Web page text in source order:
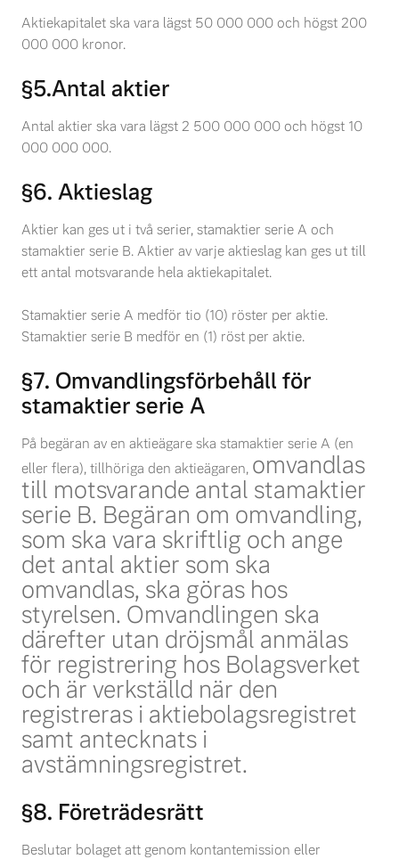
Aktiekapitalet ska vara lägst 50 000 000 och högst 200
000 000 kronor.
§5.Antal aktier
Antal aktier ska vara lägst 2 500 000 000 och högst 10
000 000 000.
§6. Aktieslag
Aktier kan ges ut i två serier, stamaktier serie A och
stamaktier serie B. Aktier av varje aktieslag kan ges ut till
ett antal motsvarande hela aktiekapitalet.
Stamaktier serie A medför tio (10) röster per aktie.
Stamaktier serie B medför en (1) röst per aktie.
§7. Omvandlingsförbehåll för
stamaktier serie A
På begäran av en aktieägare ska stamaktier serie A (en
eller flera), tillhöriga den aktieägaren, omvandlas
till motsvarande antal stamaktier
serie B. Begäran om omvandling,
som ska vara skriftlig och ange
det antal aktier som ska
omvandlas, ska göras hos
styrelsen. Omvandlingen ska
därefter utan dröjsmål anmälas
för registrering hos Bolagsverket
och är verkställd när den
registreras i aktiebolagsregistret
samt antecknats i
avstämningsregistret.
§8. Företrädesrätt
Beslutar bolaget att genom kontantemission eller